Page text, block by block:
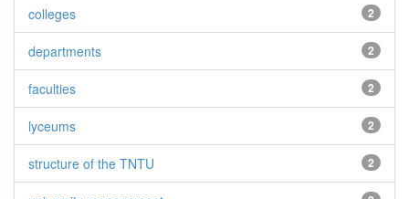
2
colleges
2
departments
2
faculties
2
lyceums
2
structure of the TNTU